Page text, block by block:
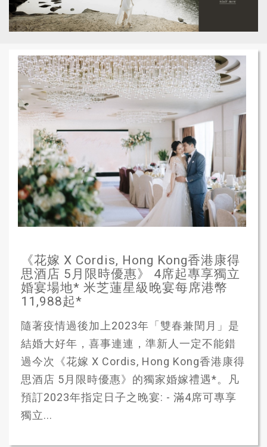
《花嫁 X Cordis, Hong Kong香港康得
思酒店 5月限時優惠》 4席起專享獨立
婚宴場地* 米芝蓮星級晚宴每席港幣
11,988起*
隨著疫情過後加上2023年「雙春兼閏月」是
結婚大好年，喜事連連，準新人一定不能錯
過今次《花嫁 X Cordis, Hong Kong香港康得
思酒店 5月限時優惠》的獨家婚嫁禮遇*。凡
預訂2023年指定日子之晚宴: - 滿4席可專享
獨立...